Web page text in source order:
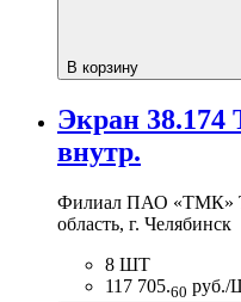
В корзину
Экран
внутр.
Филиал ПАО «ТМК»
область, г. Челябинск
8 ШТ
117 705.60